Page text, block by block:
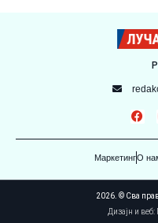
МаркетингО
2026. © Сва
Дизајн и